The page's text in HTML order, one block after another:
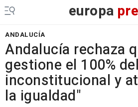
europa
ANDALUCÍA
Andalucía rechaza
gestione el 100%
inconstitucional y
la igualdad"